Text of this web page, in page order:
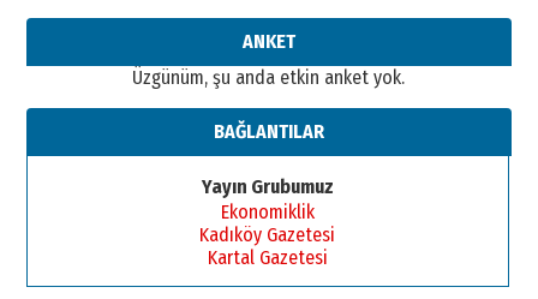
ANKET
Üzgünüm, şu anda etkin anket yok.
BAĞLANTILAR
Yayın Grubumuz
Ekonomiklik
Kadıköy Gazetesi
Kartal Gazetesi